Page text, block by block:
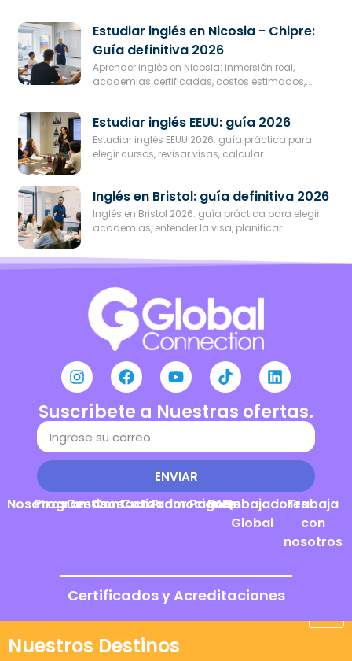
Estudiar inglés en Nicosia - Chipre:
Guía definitiva 2026
Aprender inglés en Nicosia: inmersión real,
academias certificadas, costos estimados,...
Estudiar inglés EEUU: guía 2026
Estudiar inglés EEUU 2026: guía práctica para
elegir cursos, revisar visas, calcular...
Inglés en Bristol: guía definitiva 2026
Inglés en Bristol 2026: guía práctica para elegir
academias, entender la visa, planificar...
Suscríbete a Nuestras ofertas.
ENVIAR
Nosotros
Programas
Destinos
Contacto
Cotizador
Promociones
Pagos
FAQs
Embajadores
Global
Trabaja
con
nosotros
Certificados y Acreditaciones
Nuestros Destinos